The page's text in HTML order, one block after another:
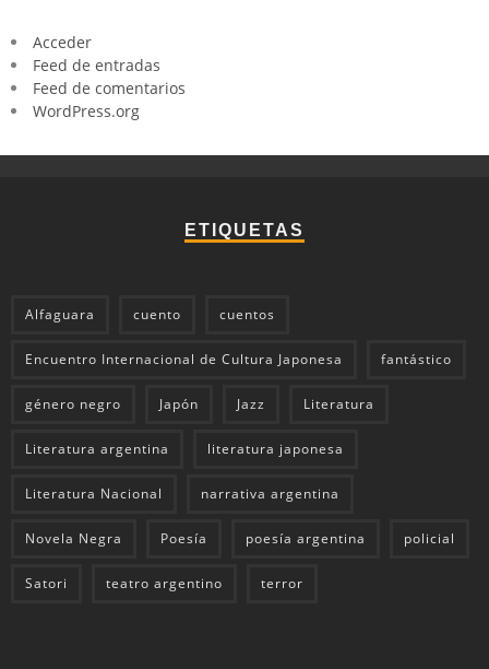
Acceder
Feed de entradas
Feed de comentarios
WordPress.org
ETIQUETAS
Alfaguara cuento cuentos
Encuentro Internacional de Cultura Japonesa fantástico
género negro Japón Jazz Literatura
Literatura argentina literatura japonesa
Literatura Nacional narrativa argentina
Novela Negra Poesía poesía argentina policial
Satori teatro argentino terror